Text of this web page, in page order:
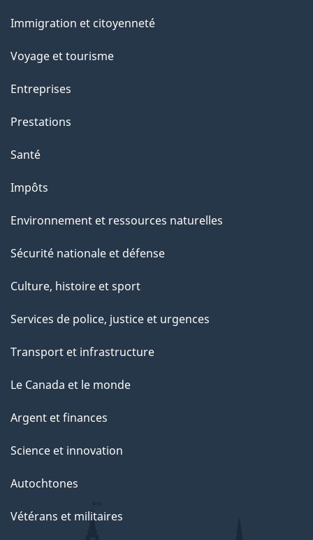
sujets
Immigration et citoyenneté
Voyage et tourisme
Entreprises
Prestations
Santé
Impôts
Environnement et ressources naturelles
Sécurité nationale et défense
Culture, histoire et sport
Services de police, justice et urgences
Transport et infrastructure
Le Canada et le monde
Argent et finances
Science et innovation
Autochtones
Vétérans et militaires